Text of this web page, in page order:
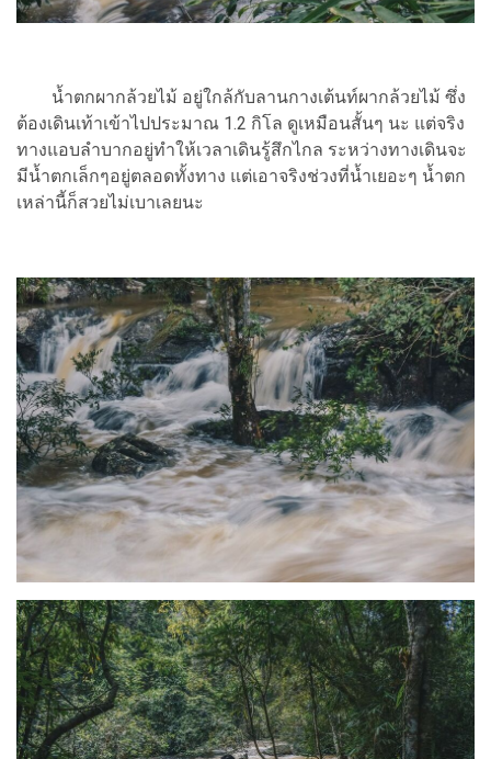
น้ำตกผากล้วยไม้ อยู่ใกล้กับลานกางเต้นท์ผากล้วยไม้ ซึ่ง
ต้องเดินเท้าเข้าไปประมาณ 1.2 กิโล ดูเหมือนสั้นๆ นะ แต่จริง
ทางแอบลำบากอยู่ทำให้เวลาเดินรู้สึกไกล ระหว่างทางเดินจะ
มีน้ำตกเล็กๆอยู่ตลอดทั้งทาง แต่เอาจริงช่วงที่น้ำเยอะๆ น้ำตก
เหล่านี้ก็สวยไม่เบาเลยนะ